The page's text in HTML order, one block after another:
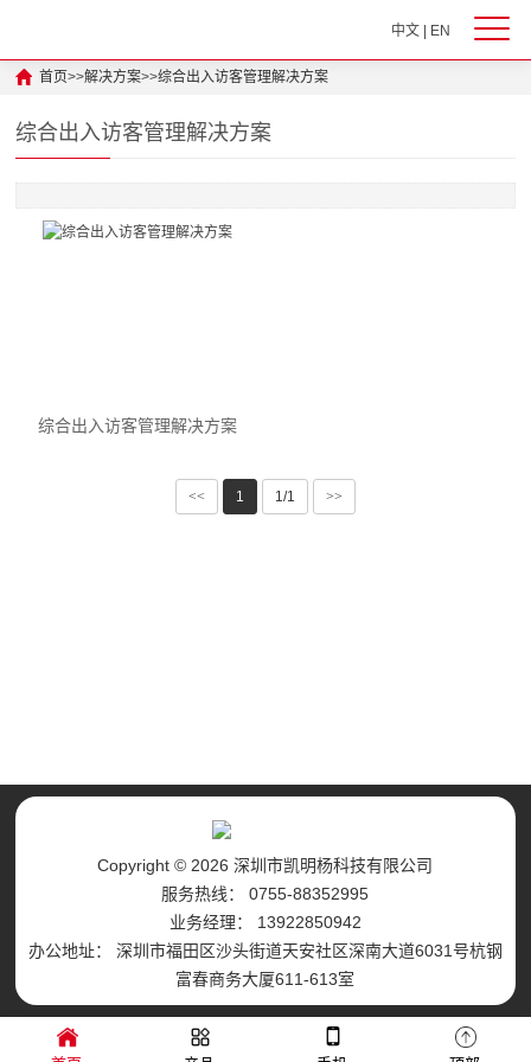
中文| EN
首页>>解决方案>>综合出入访客管理解决方案
综合出入访客管理解决方案
综合出入访客管理解决方案
<< 1 1/1 >>
Copyright © 2026 深圳市凯明杨科技有限公司
服务热线： 0755-88352995
业务经理： 13922850942
办公地址： 深圳市福田区沙头街道天安社区深南大道6031号杭钢
富春商务大厦611-613室